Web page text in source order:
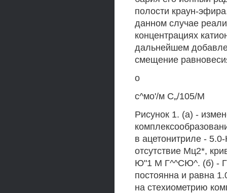
полости краун-
данном случае
концентрациях
дальнейшем
смещение
о
с^мо'/м С„/105/М
Рисунок 1. (а) -
в ацетонитриле -
отсутствие Мц2*,
Ю"1 М Г^^СЮ^. (б) -
постоянна и равна
на стехиометрию